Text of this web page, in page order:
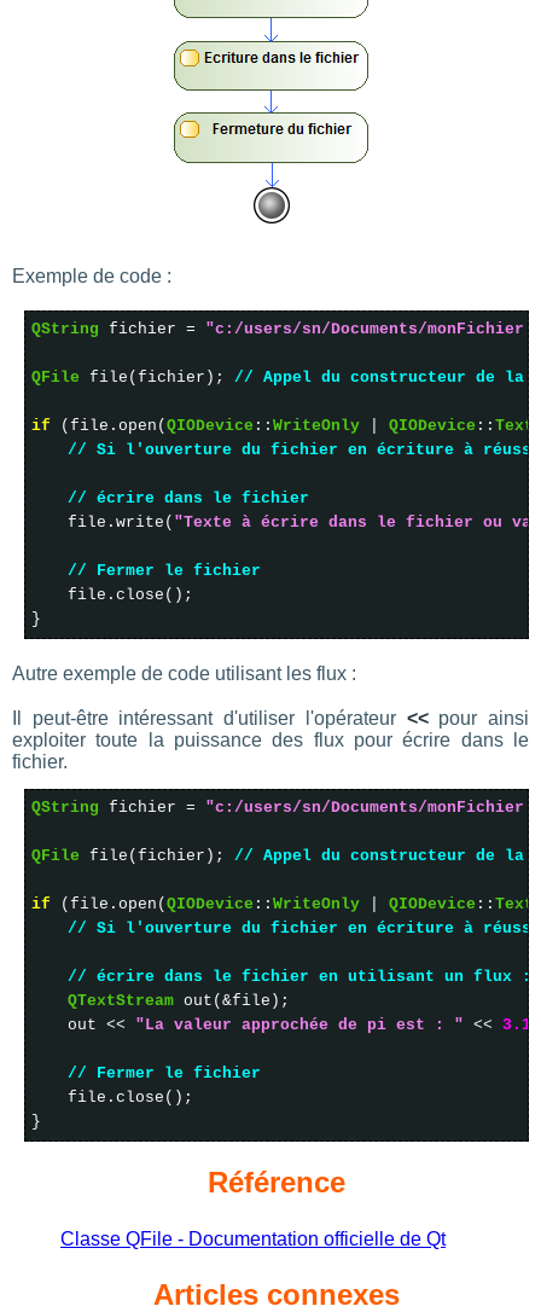
Exemple de code :
QString fichier = "c:/users/sn/Documents/
QFile file(fichier); // Appel du constructeur de la
if (file.open( QIODevice :: WriteOnly QIODevice :: Text
// Si l'ouverture du fichier en écriture à
// écrire dans le fichier
file.write( "Texte à écrire dans le fichier ou
// Fermer le fichier
file.close();
}
Autre exemple de code utilisant les flux :
Il peut-être intéressant d'utiliser l'opérateur <<pour ainsi
exploiter toute la puissance des flux pour écrire dans le
fichier.
QString fichier = "c:/users/sn/Documents/
QFile file(fichier); // Appel du constructeur de la
if (file.open( QIODevice :: WriteOnly QIODevice :: Text
// Si l'ouverture du fichier en écriture à
// écrire dans le fichier en utilisant un flux :
QTextStream out(&file);
out << "La valeur approchée de pi est : " << 3.14
// Fermer le fichier
file.close();
}
Référence
Classe QFile - Documentation officielle de Qt
Articles connexes